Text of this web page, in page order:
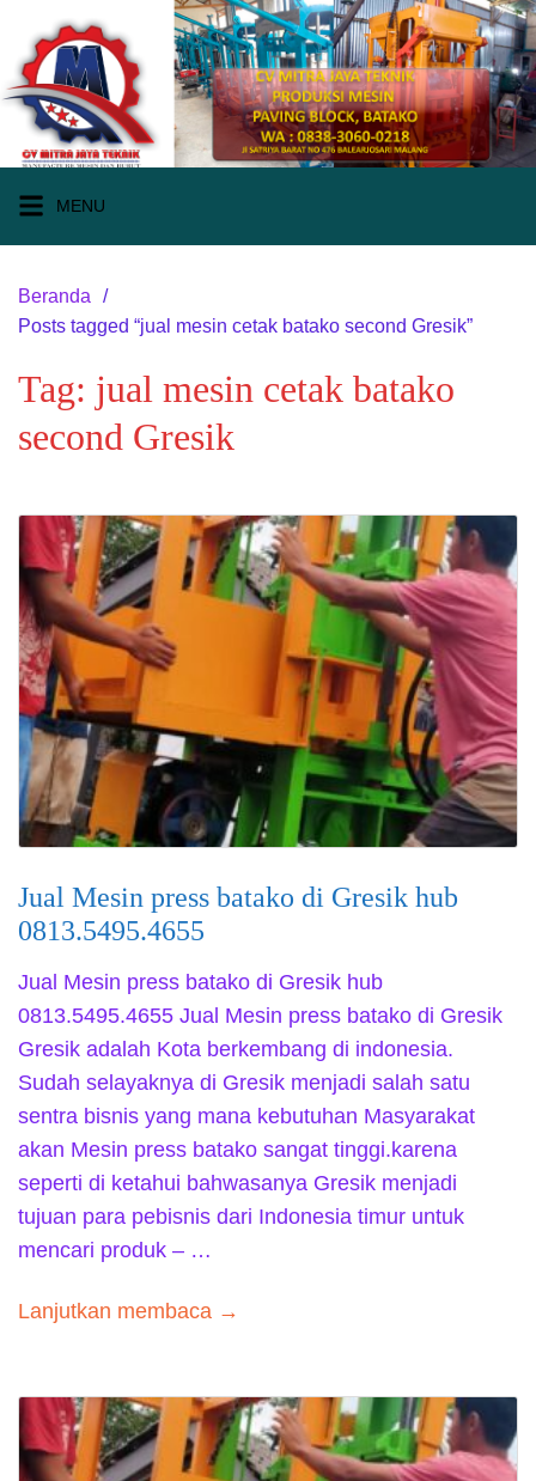
konten
MENU
Beranda
Posts tagged “jual mesin cetak batako second Gresik”
Tag: jual mesin cetak batako
second Gresik
Jual Mesin press batako di Gresik hub
0813.5495.4655
Jual Mesin press batako di Gresik hub
0813.5495.4655 Jual Mesin press batako di Gresik
Gresik adalah Kota berkembang di indonesia.
Sudah selayaknya di Gresik menjadi salah satu
sentra bisnis yang mana kebutuhan Masyarakat
akan Mesin press batako sangat tinggi.karena
seperti di ketahui bahwasanya Gresik menjadi
tujuan para pebisnis dari Indonesia timur untuk
mencari produk – …
Lanjutkan membaca →